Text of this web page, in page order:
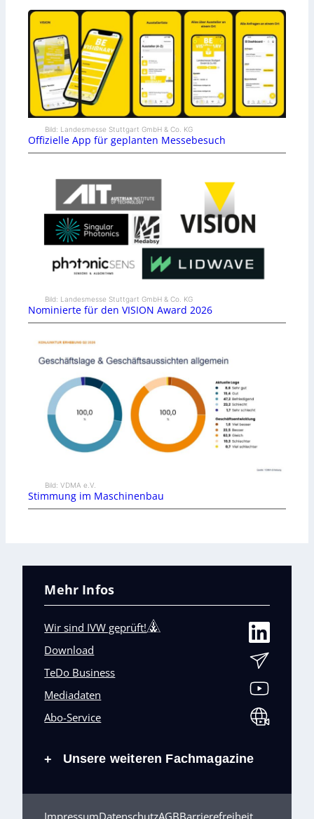
Bild: Landesmesse Stuttgart GmbH & Co. KG
Offizielle App für geplanten Messebesuch
Bild: Landesmesse Stuttgart GmbH & Co. KG
Nominierte für den VISION Award 2026
Bild: VDMA e.V.
Stimmung im Maschinenbau
Mehr Infos
Wir sind IVW geprüft!
Download
TeDo Business
Mediadaten
Abo-Service
+ Unsere weiteren Fachmagazine
ImpressumDatenschutzAGBBarrierefreiheit